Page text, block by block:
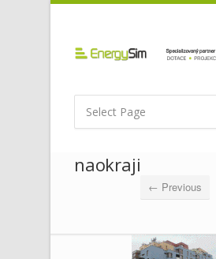
naokraji
← Previous